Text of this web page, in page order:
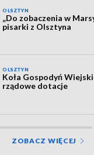
OLSZTYN
„Do zobaczenia w
pisarki z Olsztyna
OLSZTYN
Koła Gospodyń
rządowe dotacje
ZOBACZ WIĘCEJ